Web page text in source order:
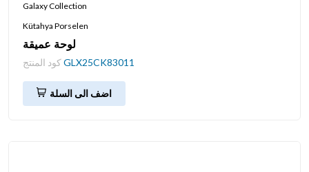
Galaxy Collection
Kütahya Porselen
لوحة عميقة
GLX25CK83011
اضف الى السلة